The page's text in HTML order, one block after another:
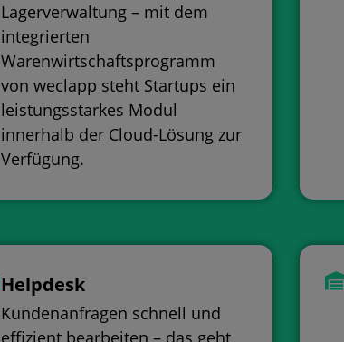
Lagerverwaltung – mit dem
integrierten
Warenwirtschaftsprogramm
von weclapp steht Startups ein
leistungsstarkes Modul
innerhalb der Cloud-Lösung zur
Verfügung.
Helpdesk
Kundenanfragen schnell und
effizient bearbeiten – das geht